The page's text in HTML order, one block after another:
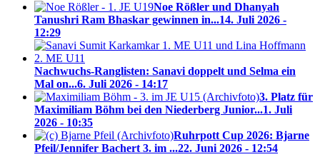
Noe Rößler und Dhanyah
Tanushri Ram Bhaskar gewinnen in...14. Juli 2026 -
12:29
Nachwuchs-Ranglisten: Sanavi doppelt und Selma ein
Mal on...6. Juli 2026 - 14:17
3. Platz für
Maximiliam Böhm bei den Niederberg Junior...1. Juli
2026 - 10:35
Ruhrpott Cup 2026: Bjarne
Pfeil/Jennifer Bachert 3. im ...22. Juni 2026 - 12:54